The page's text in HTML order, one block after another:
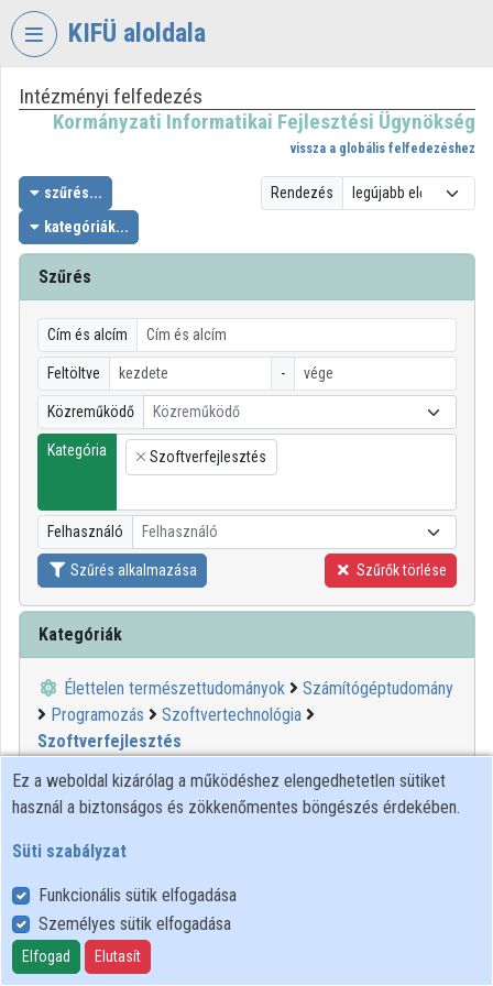
Fejléc kihagyása
KIFÜ aloldala
VIDEOTORIUM
INFORMATIKAI
FEJLESZTÉSI
ÜGYNÖKSÉG
Intézményi kezdőlap
Bejelentkezés
Intézményi felfedezés
Kategóriák
Intézményi listák
Intézmények
Közreműködők
Intézményi felfedezés
Kormányzati Informatikai Fejlesztési Ügynökség
vissza a globális felfedezéshez
szűrés...
kategóriák...
Rendezés
Szűrés
Cím és alcím
Feltöltve -
Közreműködő Közreműködő
Kategória
×
Szoftverfejlesztés
Felhasználó Felhasználó
Szűrés alkalmazása Szűrők törlése
Kategóriák
Élettelen természettudományok
Számítógéptudomány
Programozás
Szoftvertechnológia
Szoftverfejlesztés
1
00:21:43
Ez a weboldal kizárólag a működéshez elengedhetetlen sütiket
használ a biztonságos és zökkenőmentes böngészés érdekében.
Süti szabályzat
Funkcionális sütik elfogadása
Személyes sütik elfogadása
Elfogad Elutasít